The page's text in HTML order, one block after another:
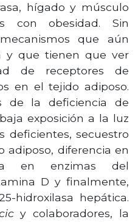
hígado y músculo
con obesidad. Sin
que aún
y que tienen que ver
de receptores de
en el tejido adiposo.
de la deficiencia de
exposición a la luz
deficientes, secuestro
adiposo, diferencia en
en enzimas del
D y finalmente,
hidroxilasa hepática.
y colaboradores, la